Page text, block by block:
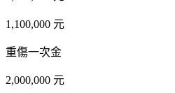
1,100,000 元
重傷一次金
2,000,000 元